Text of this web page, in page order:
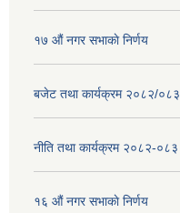
१७ ‌‍औं नगर सभाकाे निर्णय
बजेट तथा कार्यक्रम २०८२/०८३
नीति तथा कार्यक्रम २०८२-०८३
१६ ‌औं नगर सभाकाे निर्णय